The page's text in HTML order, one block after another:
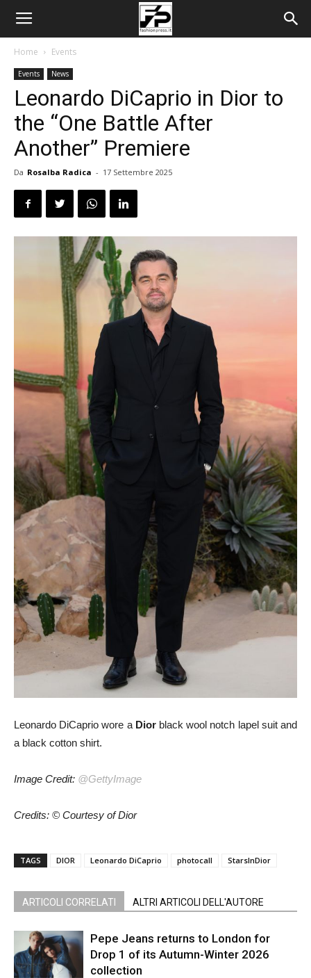
Home Events
Events News
Leonardo DiCaprio in Dior to
the “One Battle After
Another” Premiere
Da Rosalba Radica - 17 Settembre 2025
Leonardo DiCaprio wore a Diorblack wool notch lapel suit and
a black cotton shirt.
Image Credit: @GettyImage
Credits: © Courtesy of Dior
TAGS DIOR Leonardo DiCaprio photocall StarsInDior
ARTICOLI CORRELATI ALTRI ARTICOLI DELL'AUTORE
Pepe Jeans returns to London for
Drop 1 of its Autumn-Winter 2026
collection